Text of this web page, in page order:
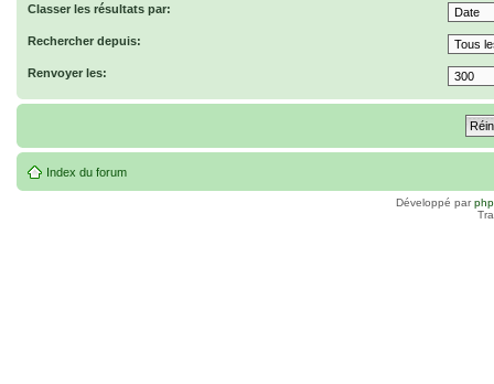
Classer les résultats par:
Rechercher depuis:
Renvoyer les:
Index du forum
Développé par